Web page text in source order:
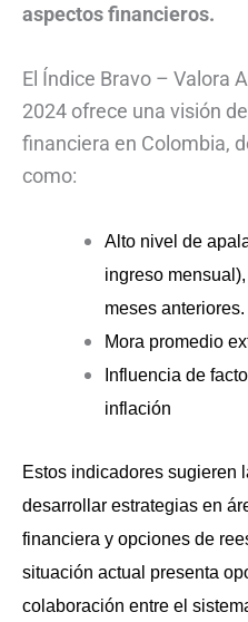
aspectos financieros.
El Índice Bravo – Valora
2024 ofrece una visión
financiera en Colombia,
como:
Alto nivel de
ingreso
meses anteriores.
Mora promedio
Influencia de
inflación
Estos indicadores sugieren
desarrollar estrategias en
financiera y opciones de
situación actual presenta
colaboración entre el